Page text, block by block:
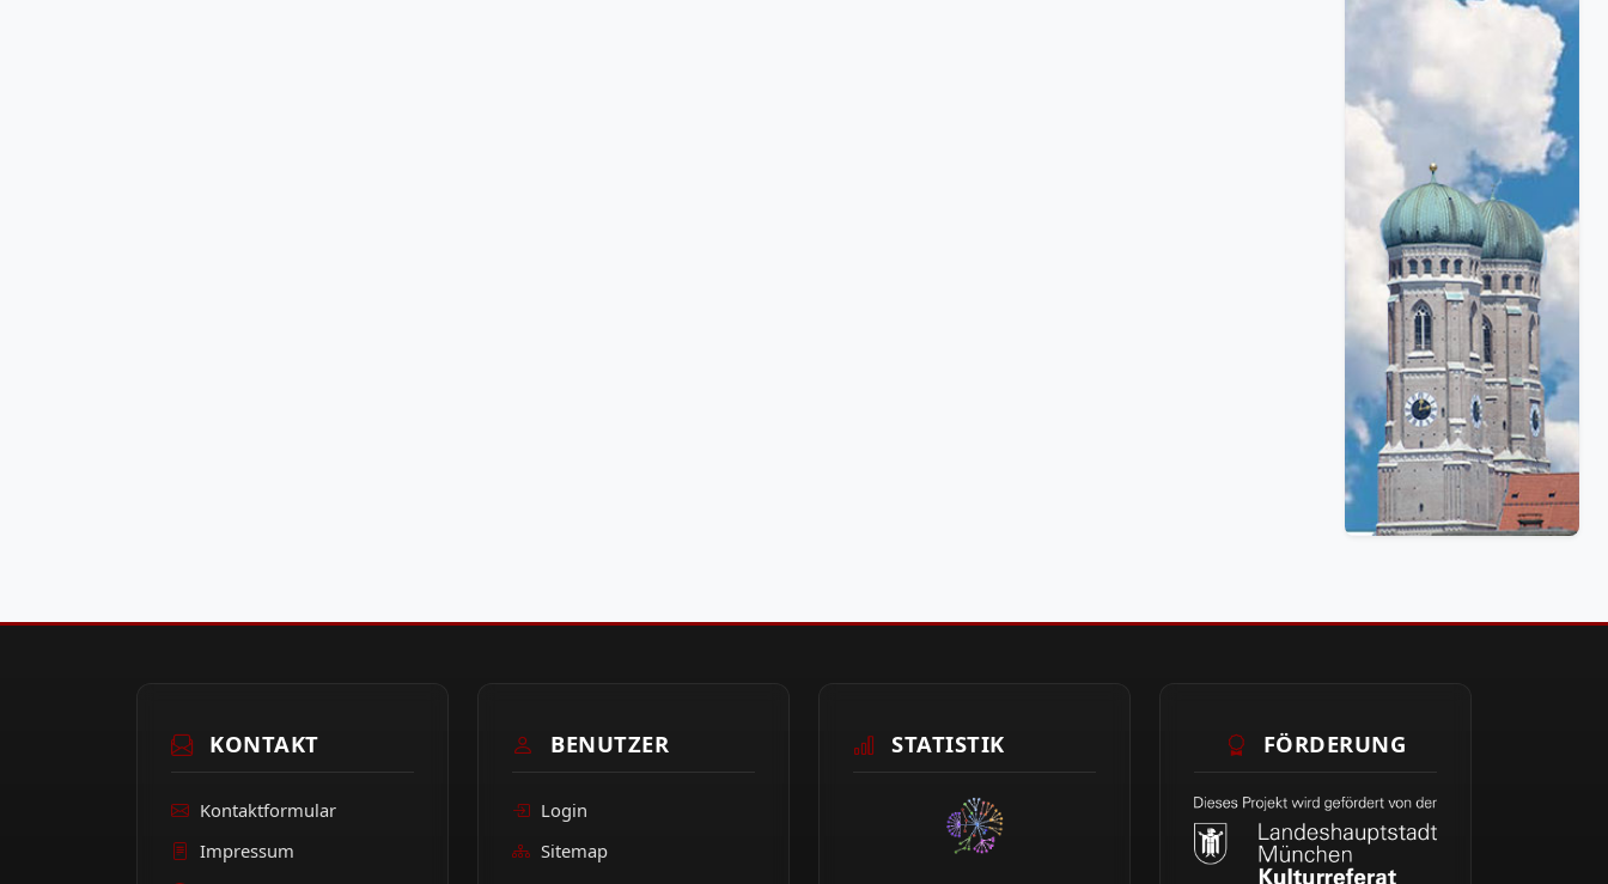
KONTAKT
Kontaktformular
Impressum
BENUTZER
Login
Sitemap
STATISTIK FÖRDERUNG